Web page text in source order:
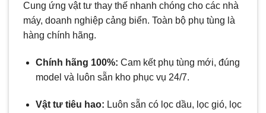
Cung ứng vật tư thay thế nhanh chóng cho các nhà
máy, doanh nghiệp cảng biển. Toàn bộ phụ tùng là
hàng chính hãng.
Chính hãng 100%: Cam kết phụ tùng mới, đúng
model và luôn sẵn kho phục vụ 24/7.
Vật tư tiêu hao: Luôn sẵn có lọc dầu, lọc gió, lọc